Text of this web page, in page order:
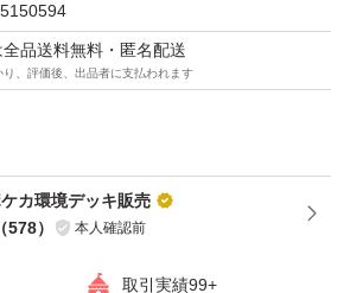
品送料無料・匿名配送
、評価後、出品者に支払われます
カ環境デッキ販売
（578） 本人確認前
取引実績99+